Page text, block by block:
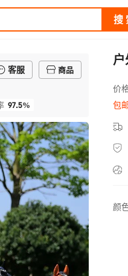
客服
商品
97.5%
价
包
颜